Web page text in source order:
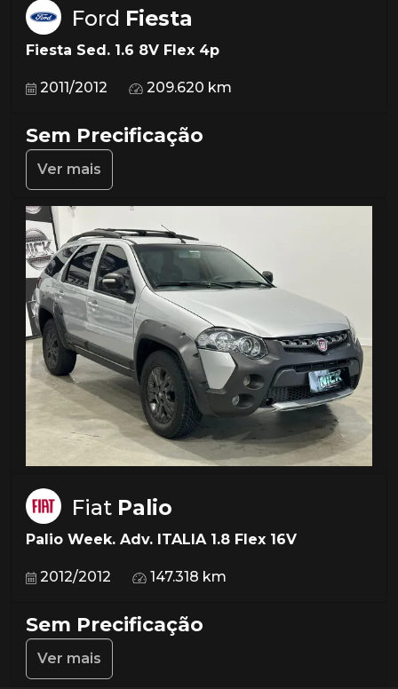
Ford Fiesta
Fiesta Sed. 1.6 8V Flex 4p
2011/2012 209.620 km
Sem Precificação
Ver mais
Fiat Palio
Palio Week. Adv. ITALIA 1.8 Flex 16V
2012/2012 147.318 km
Sem Precificação
Ver mais